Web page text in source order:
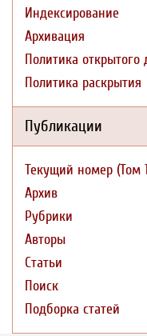
Индексирование
Архивация
Политика открытого
Политика раскрытия
Публикации
Текущий номер (Том
Архив
Рубрики
Авторы
Статьи
Поиск
Подборка статей